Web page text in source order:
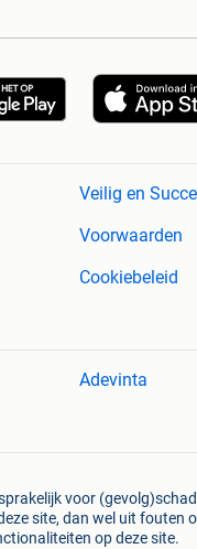
Veilig en
Voorwaarden
Cookiebeleid
Adevinta
voor
site, dan wel uit fouten
op deze site.